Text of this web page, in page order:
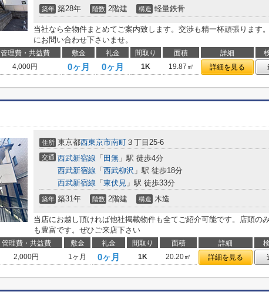
築年 築28年 階数 2階建 構造 軽量鉄骨
当社なら全物件まとめてご案内致します。交渉も精一杯頑張ります
にお問い合わせ下さいませ。
管理費・共益費 敷金 礼金 間取り 面積 詳細
4,000円 0ヶ月 0ヶ月 1K 19.87㎡ 詳細を見る
住所 東京都西東京市南町 ３丁目25-6
交通 西武新宿線 「 田無 」駅 徒歩4分
西武新宿線 「 西武柳沢 」駅 徒歩18分
西武新宿線 「 東伏見 」駅 徒歩33分
築年 築31年 階数 2階建 構造 木造
当店にお越し頂ければ他社掲載物件も全てご紹介可能です。店頭の
も豊富です。ぜひご来店下さい
管理費・共益費 敷金 礼金 間取り 面積 詳細
2,000円 1ヶ月 0ヶ月 1K 20.20㎡ 詳細を見る